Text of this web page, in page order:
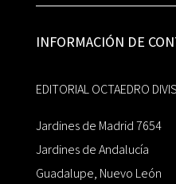
INFORMACIÓN DE
EDITORIAL OCTAEDRO
Jardines de Madrid 7654
Jardines de Andalucía
Guadalupe, Nuevo León